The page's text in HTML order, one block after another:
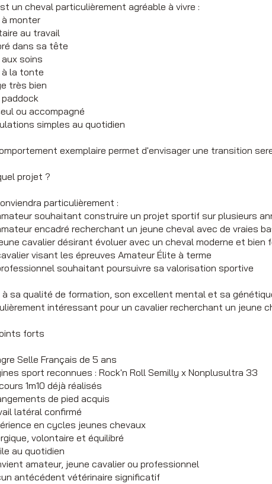
un cheval particulièrement agréable à vivre :
à monter
au travail
dans sa tête
soins
à la tonte
très bien
ou accompagné
simples au quotidien
exemplaire permet d'envisager une transition
projet ?
particulièrement :
souhaitant construire un projet sportif sur plusieurs
encadré recherchant un jeune cheval avec de vraies
cavalier désirant évoluer avec un cheval moderne et bien
visant les épreuves Amateur Élite à terme
souhaitant poursuivre sa valorisation sportive
à sa qualité de formation, son excellent mental et sa
intéressant pour un cavalier recherchant un jeune
forts
Selle Français de 5 ans
sport reconnues : Rock'n Roll Semilly x Nonplusultra 33
1m10 déjà réalisés
de pied acquis
latéral confirmé
en cycles jeunes chevaux
volontaire et équilibré
au quotidien
amateur, jeune cavalier ou professionnel
antécédent vétérinaire significatif